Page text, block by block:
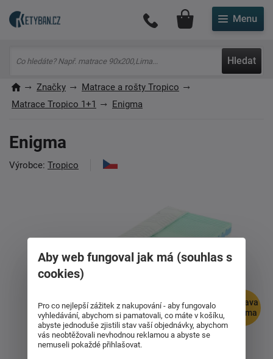
Hledat
Můj účet
Značky
Matrace a rošty Tropico
Matrace Tropico 1+1
Enigma
Enigma
Výrobce: Tropico
doprava
zdarma
Aby web fungoval jak má (souhlas s
cookies)
Pro co nejlepší zážitek z nakupování - aby fungovalo
vyhledávání, abychom si pamatovali, co máte v košíku,
abyste jednoduše zjistili stav vaší objednávky, abychom
vás neobtěžovali nevhodnou reklamou a abyste se
nemuseli pokaždé přihlašovat.